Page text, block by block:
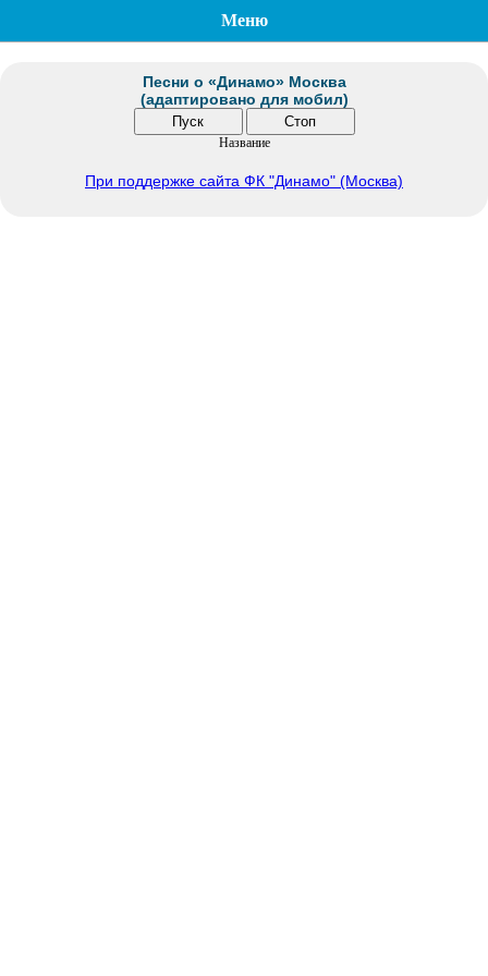
Меню
Песни о «Динамо» Москва
(адаптировано для мобил)
Название
При поддержке сайта ФК "Динамо" (Москва)